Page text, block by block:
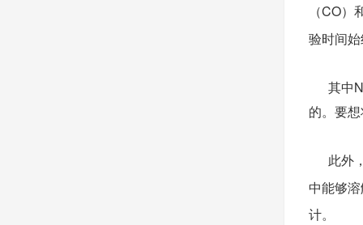
（CO）
验时间
其中
的。要
此外
中能够
计。